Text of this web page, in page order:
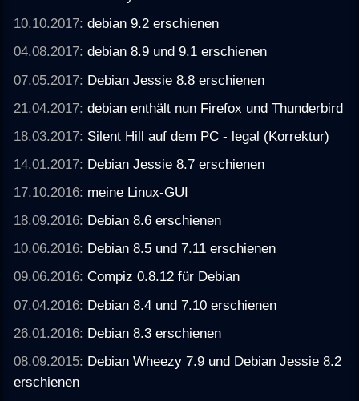
10.10.2017:debian 9.2 erschienen
04.08.2017:debian 8.9 und 9.1 erschienen
07.05.2017: Debian Jessie 8.8 erschienen
21.04.2017:debian enthält nun Firefox und Thunderbird
18.03.2017: Silent Hill auf dem PC - legal (Korrektur)
14.01.2017: Debian Jessie 8.7 erschienen
17.10.2016: meine Linux-GUI
18.09.2016: Debian 8.6 erschienen
10.06.2016: Debian 8.5 und 7.11 erschienen
09.06.2016:Compiz 0.8.12 für Debian
07.04.2016: Debian 8.4 und 7.10 erschienen
26.01.2016: Debian 8.3 erschienen
08.09.2015: Debian Wheezy 7.9 und Debian Jessie 8.2
erschienen